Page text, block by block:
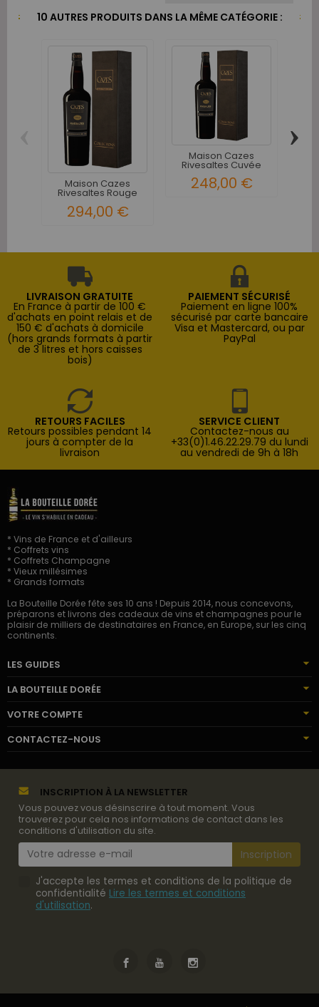
10 AUTRES PRODUITS DANS LA MÊME CATÉGORIE :
Maison Cazes
Rivesaltes Rouge
294,00 €
Maison Cazes
Rivesaltes Cuvée
Aimé Cazes...
248,00 €
›
LIVRAISON GRATUITE
En France à partir de 100 €
d'achats en point relais et de
150 € d'achats à domicile
(hors grands formats à partir
de 3 litres et hors caisses
bois)
PAIEMENT SÉCURISÉ
Paiement en ligne 100%
sécurisé par carte bancaire
Visa et Mastercard, ou par
PayPal
RETOURS FACILES
Retours possibles pendant 14
jours à compter de la
livraison
SERVICE CLIENT
Contactez-nous au
+33(0)1.46.22.29.79 du lundi
au vendredi de 9h à 18h
* Vins de France et d'ailleurs
* Coffrets vins
* Coffrets Champagne
* Vieux millésimes
* Grands formats
La Bouteille Dorée fête ses 10 ans ! Depuis 2014, nous concevons,
préparons et livrons des cadeaux de vins et champagnes pour le
plaisir de milliers de destinataires en France, en Europe, sur les cinq
continents.
LES GUIDES
LA BOUTEILLE DORÉE
VOTRE COMPTE
CONTACTEZ-NOUS
INSCRIPTION À LA NEWSLETTER
Vous pouvez vous désinscrire à tout moment. Vous
trouverez pour cela nos informations de contact dans les
conditions d'utilisation du site.
J'accepte les termes et conditions de la politique de
confidentialité Lire les termes et conditions
d'utilisation.